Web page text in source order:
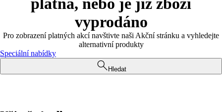
vyprodáno
Pro zobrazení platných akcí navštivte naši Akční stránku a vyhledejte
alternativní produkty
Speciální nabídky
Hledat